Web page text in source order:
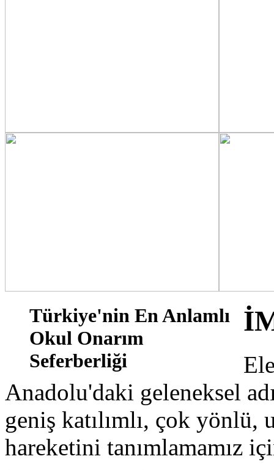
Türkiye'nin En Anlamlı
Okul Onarım
Seferberliği
Anadolu'daki geleneksel
geniş katılımlı, çok
hareketini tanımlamamız